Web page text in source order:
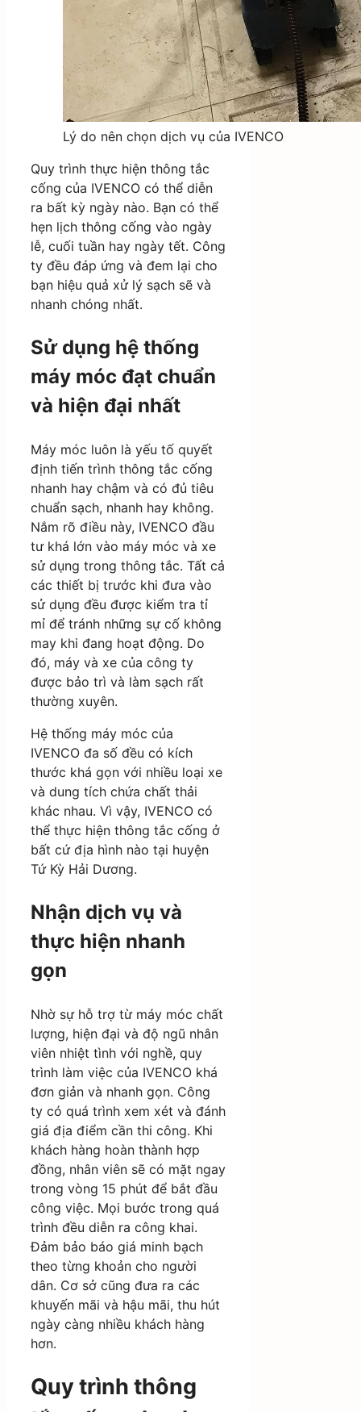
Lý do nên chọn dịch vụ của IVENCO
Quy trình thực hiện thông tắc
cống của IVENCO có thể diễn
ra bất kỳ ngày nào. Bạn có thể
hẹn lịch thông cống vào ngày
lễ, cuối tuần hay ngày tết. Công
ty đều đáp ứng và đem lại cho
bạn hiệu quả xử lý sạch sẽ và
nhanh chóng nhất.
Sử dụng hệ thống
máy móc đạt chuẩn
và hiện đại nhất
Máy móc luôn là yếu tố quyết
định tiến trình thông tắc cống
nhanh hay chậm và có đủ tiêu
chuẩn sạch, nhanh hay không.
Nắm rõ điều này, IVENCO đầu
tư khá lớn vào máy móc và xe
sử dụng trong thông tắc. Tất cả
các thiết bị trước khi đưa vào
sử dụng đều được kiểm tra tỉ
mỉ để tránh những sự cố không
may khi đang hoạt động. Do
đó, máy và xe của công ty
được bảo trì và làm sạch rất
thường xuyên.
Hệ thống máy móc của
IVENCO đa số đều có kích
thước khá gọn với nhiều loại xe
và dung tích chứa chất thải
khác nhau. Vì vậy, IVENCO có
thể thực hiện thông tắc cống ở
bất cứ địa hình nào tại huyện
Tứ Kỳ Hải Dương.
Nhận dịch vụ và
thực hiện nhanh
gọn
Nhờ sự hỗ trợ từ máy móc chất
lượng, hiện đại và độ ngũ nhân
viên nhiệt tình với nghề, quy
trình làm việc của IVENCO khá
đơn giản và nhanh gọn. Công
ty có quá trình xem xét và đánh
giá địa điểm cần thi công. Khi
khách hàng hoàn thành hợp
đồng, nhân viên sẽ có mặt ngay
trong vòng 15 phút để bắt đầu
công việc. Mọi bước trong quá
trình đều diễn ra công khai.
Đảm bảo báo giá minh bạch
theo từng khoản cho người
dân. Cơ sở cũng đưa ra các
khuyến mãi và hậu mãi, thu hút
ngày càng nhiều khách hàng
hơn.
Quy trình thông